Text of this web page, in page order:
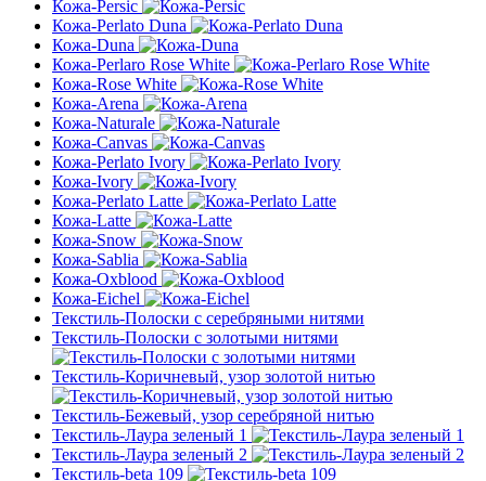
Кожа-Persic
Кожа-Perlato Duna
Кожа-Duna
Кожа-Perlaro Rose White
Кожа-Rose White
Кожа-Arena
Кожа-Naturale
Кожа-Canvas
Кожа-Perlato Ivory
Кожа-Ivory
Кожа-Perlato Latte
Кожа-Latte
Кожа-Snow
Кожа-Sablia
Кожа-Oxblood
Кожа-Eichel
Текстиль-Полоски с серебряными нитями
Текстиль-Полоски с золотыми нитями
Текстиль-Коричневый, узор золотой нитью
Текстиль-Бежевый, узор серебряной нитью
Текстиль-Лаура зеленый 1
Текстиль-Лаура зеленый 2
Текстиль-beta 109